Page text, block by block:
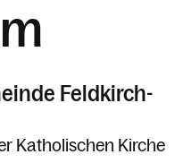
Feldkirch-
Katholischen Kirche